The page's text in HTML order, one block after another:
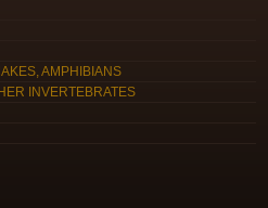
AMPHIBIANS
INVERTEBRATES